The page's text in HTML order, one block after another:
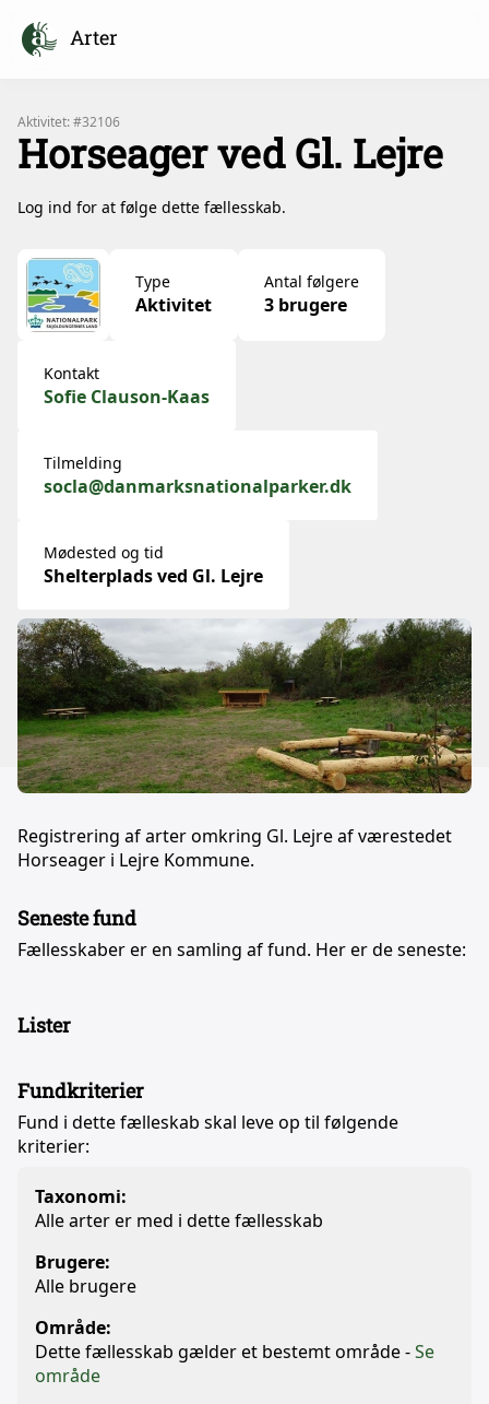
Arter
Aktivitet: #32106
Horseager ved Gl. Lejre
Log ind for at følge dette fællesskab.
Type
Aktivitet
Antal følgere
3 brugere
Kontakt
Sofie Clauson-Kaas
Tilmelding
socla@danmarksnationalparker.dk
Mødested og tid
Shelterplads ved Gl. Lejre
Registrering af arter omkring Gl. Lejre af værestedet
Horseager i Lejre Kommune.
Seneste fund
Fællesskaber er en samling af fund. Her er de seneste:
Lister
Fundkriterier
Fund i dette fælleskab skal leve op til følgende
kriterier:
Taxonomi:
Alle arter er med i dette fællesskab
Brugere:
Alle brugere
Område:
Dette fællesskab gælder et bestemt område -Se
område